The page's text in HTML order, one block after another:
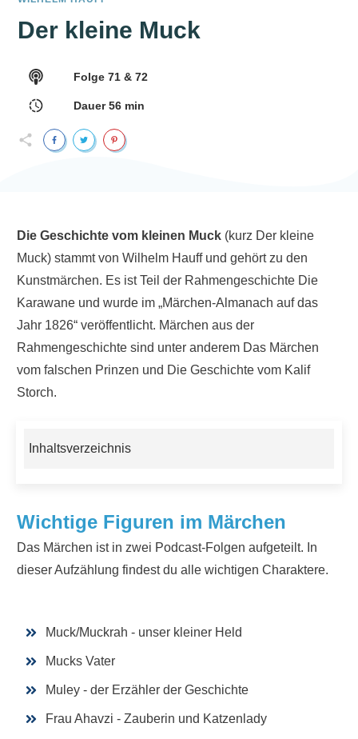
Der kleine Muck
Folge 71 & 72
Dauer56min
Die Geschichte vom kleinen Muck (kurz Der kleine
Muck) stammt von Wilhelm Hauff und gehört zu den
Kunstmärchen. Es ist Teil der Rahmengeschichte Die
Karawane und wurde im „Märchen-Almanach auf das
Jahr 1826“ veröffentlicht. Märchen aus der
Rahmengeschichte sind unter anderem Das Märchen
vom falschen Prinzen und Die Geschichte vom Kalif
Storch.
Inhaltsverzeichnis
Wichtige Figuren im Märchen
Das Märchen ist in zwei Podcast-Folgen aufgeteilt. In
dieser Aufzählung findest du alle wichtigen Charaktere.
Muck/Muckrah - unser kleiner Held
Mucks Vater
Muley - der Erzähler der Geschichte
Frau Ahavzi - Zauberin und Katzenlady